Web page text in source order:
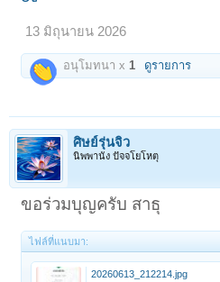
13 มิถุนายน 2026
อนุโมทนา x 1 ดูรายการ
ศิษย์รุ่นจิ๋ว
นิพพานัง ปัจจโยโหตุ
ขอร่วมบุญครับ สาธุ
ไฟล์ที่แนบมา:
20260613_212214.jpg